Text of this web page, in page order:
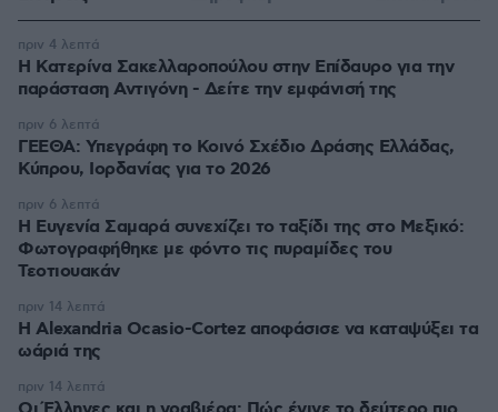
Η Κατερίνα Σακελλαροπούλου στην Επίδαυρο για την
παράσταση Αντιγόνη - Δείτε την εμφάνισή της
πριν 4 λεπτά
ΓΕΕΘΑ: Υπεγράφη το Κοινό Σχέδιο Δράσης Ελλάδας,
Κύπρου, Ιορδανίας για το 2026
πριν 6 λεπτά
Η Ευγενία Σαμαρά συνεχίζει το ταξίδι της στο Μεξικό:
Φωτογραφήθηκε με φόντο τις πυραμίδες του
Τεοτιουακάν
πριν 6 λεπτά
Η Alexandria Ocasio-Cortez αποφάσισε να καταψύξει τα
ωάριά της
πριν 14 λεπτά
πριν 14 λεπτά